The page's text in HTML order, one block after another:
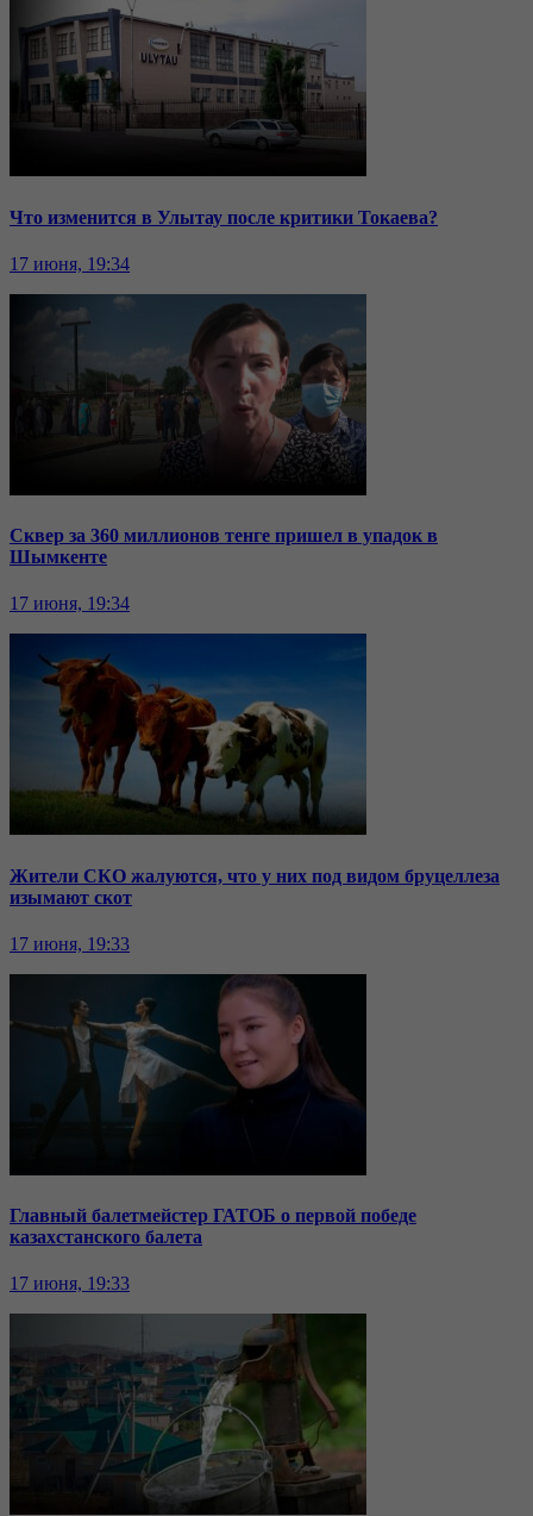
Что изменится в Улытау после критики Токаева?
17 июня, 19:34
Сквер за 360 миллионов тенге пришел в упадок в
Шымкенте
17 июня, 19:34
Жители СКО жалуются, что у них под видом бруцеллеза
изымают скот
17 июня, 19:33
Главный балетмейстер ГАТОБ о первой победе
казахстанского балета
17 июня, 19:33